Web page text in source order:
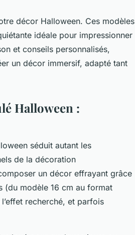
décor Halloween. Ces modèles
idéale pour impressionner
et conseils personnalisés,
un décor immersif, adapté tant
Halloween :
séduit autant les
de la décoration
un décor effrayant grâce
(du modèle 16 cm au format
recherché, et parfois